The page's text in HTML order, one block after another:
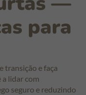
para
transição e faça
a lidar com
seguro e reduzindo